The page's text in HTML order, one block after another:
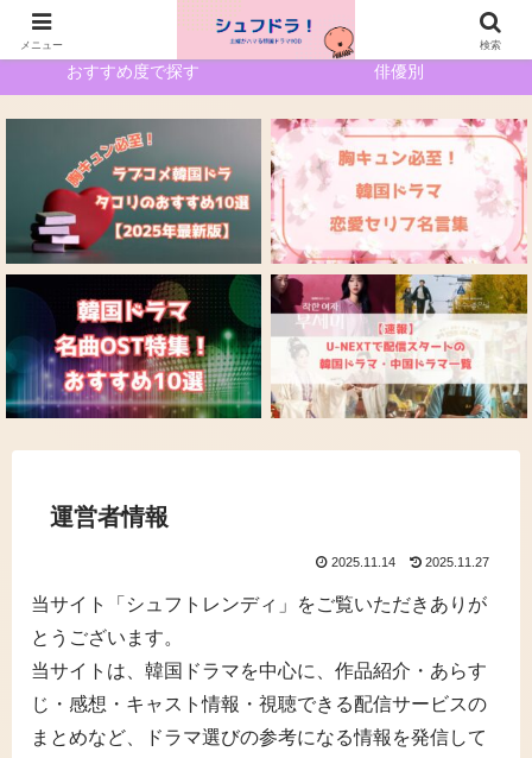
おすすめ度で探す 俳優別
運営者情報
2025.11.14 2025.11.27
当サイト「シュフトレンディ」をご覧いただきありが
とうございます。
当サイトは、韓国ドラマを中心に、作品紹介・あらす
じ・感想・キャスト情報・視聴できる配信サービスの
まとめなど、ドラマ選びの参考になる情報を発信して
メニュー 検索